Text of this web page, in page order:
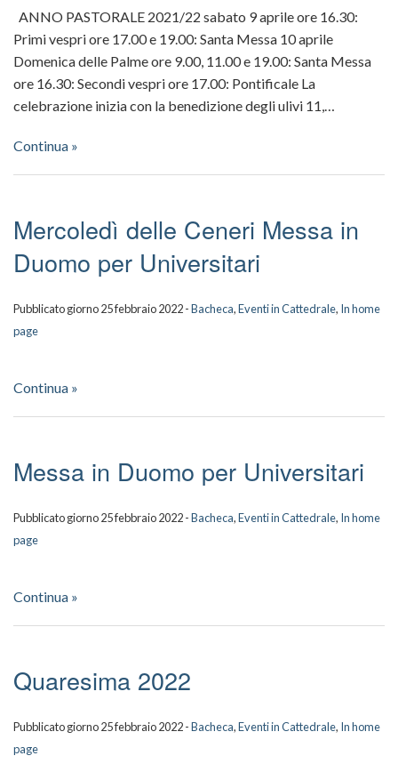
ANNO PASTORALE 2021/22 sabato 9 aprile ore 16.30:
Primi vespri ore 17.00 e 19.00: Santa Messa 10 aprile
Domenica delle Palme ore 9.00, 11.00 e 19.00: Santa Messa
ore 16.30: Secondi vespri ore 17.00: Pontificale La
celebrazione inizia con la benedizione degli ulivi 11,…
Continua »
Mercoledì delle Ceneri Messa in
Duomo per Universitari
Pubblicato giorno 25 febbraio 2022 -Bacheca,Eventi in Cattedrale, In home
page
Continua »
Messa in Duomo per Universitari
Pubblicato giorno 25 febbraio 2022 -Bacheca,Eventi in Cattedrale, In home
page
Continua »
Quaresima 2022
Pubblicato giorno 25 febbraio 2022 -Bacheca,Eventi in Cattedrale, In home
page